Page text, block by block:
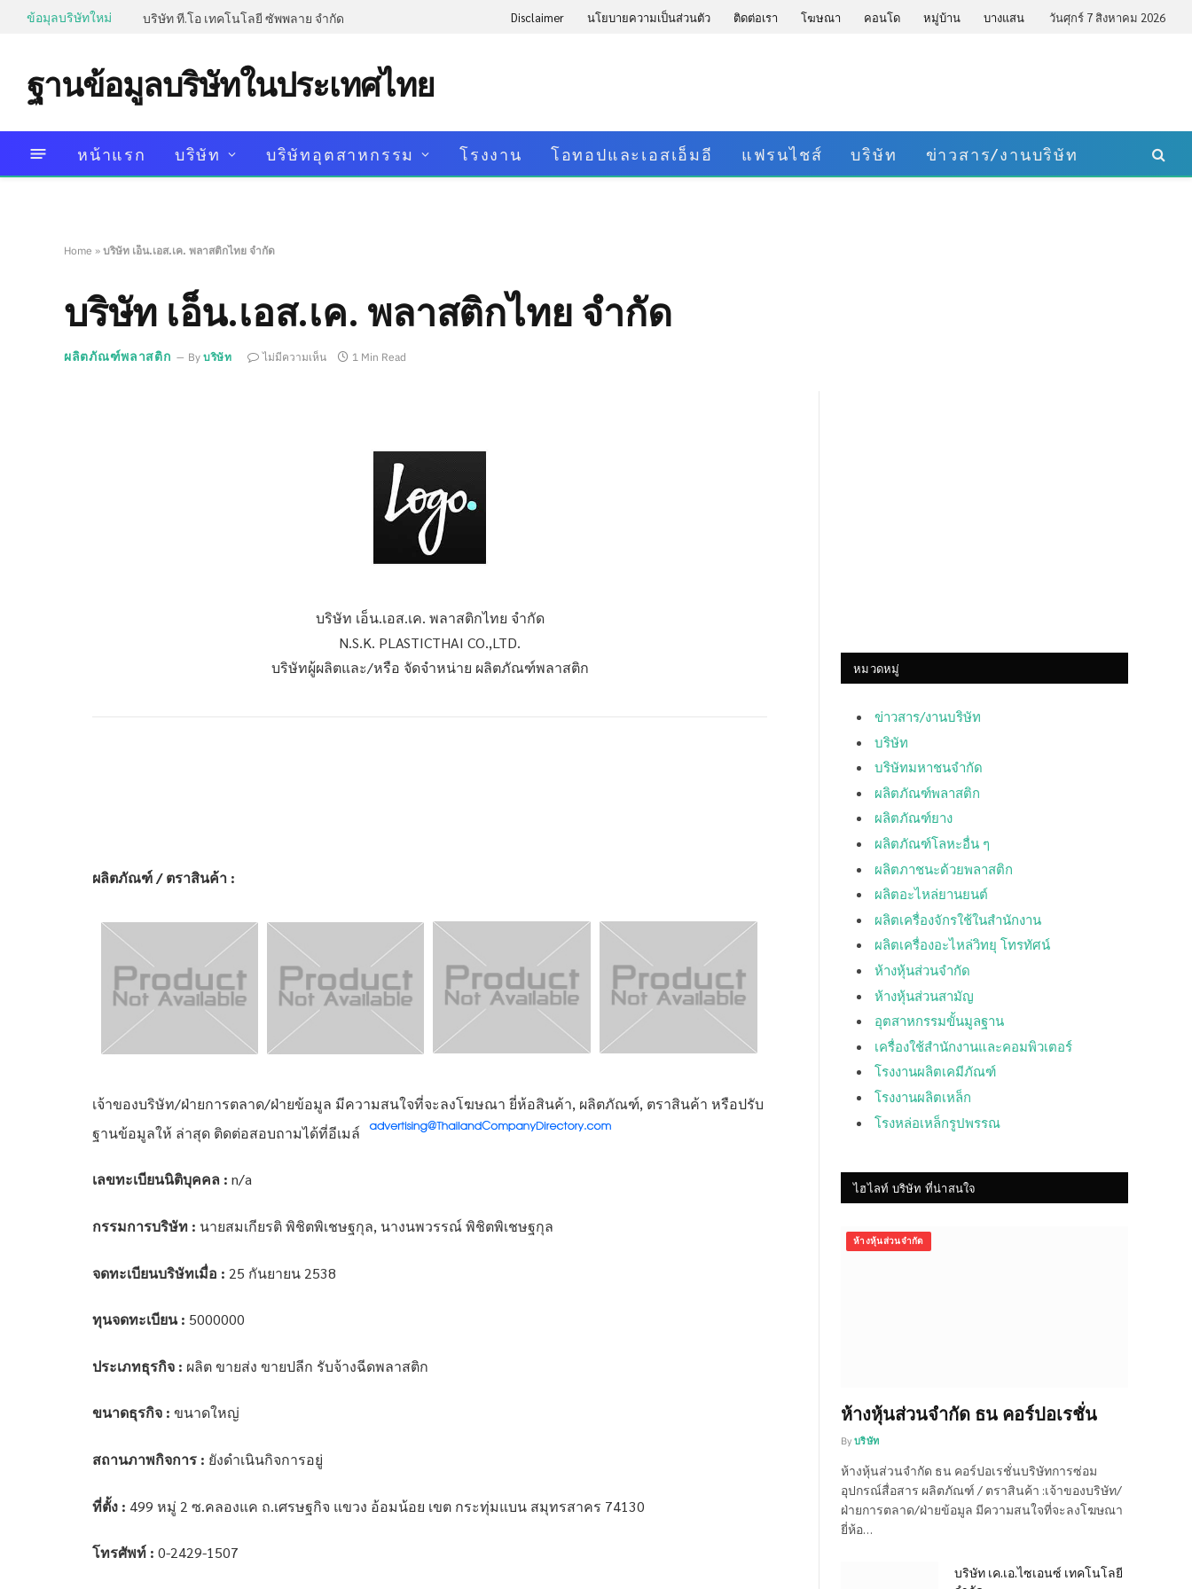
ข้อมุลบริษัทใหม่ บริษัท ที.โอ เทคโนโลยี ซัพพลาย จำกัด Disclaimer นโยบายความเป็นส่วนตัว ติดต่อเรา โฆษณา คอนโด หมู่บ้าน บางแสน วันศุกร์ 7 สิงหาคม 2026
ฐานข้อมูลบริษัทในประเทศไทย
หน้าแรก บริษัท บริษัทอุตสาหกรรม โรงงาน โอทอปและเอสเอ็มอี แฟรนไชส์ บริษัท ข่าวสาร/งานบริษัท
Home » บริษัท เอ็น.เอส.เค. พลาสติกไทย จำกัด
บริษัท เอ็น.เอส.เค. พลาสติกไทย จำกัด
ผลิตภัณฑ์พลาสติก By บริษัท ไม่มีความเห็น 1 Min Read
บริษัท เอ็น.เอส.เค. พลาสติกไทย จำกัด
N.S.K. PLASTICTHAI CO.,LTD.
บริษัทผู้ผลิตและ/หรือ จัดจำหน่าย ผลิตภัณฑ์พลาสติก
ผลิตภัณฑ์ / ตราสินค้า :
เจ้าของบริษัท/ฝ่ายการตลาด/ฝ่ายข้อมูล มีความสนใจที่จะลงโฆษณา ยี่ห้อสินค้า, ผลิตภัณฑ์, ตราสินค้า หรือปรับ
ฐานข้อมูลให้ ล่าสุด ติดต่อสอบถามได้ที่อีเมล์
เลขทะเบียนนิติบุคคล : n/a
กรรมการบริษัท : นายสมเกียรติ พิชิตพิเชษฐกุล, นางนพวรรณ์ พิชิตพิเชษฐกุล
จดทะเบียนบริษัทเมื่อ : 25 กันยายน 2538
ทุนจดทะเบียน : 5000000
ประเภทธุรกิจ : ผลิต ขายส่ง ขายปลีก รับจ้างฉีดพลาสติก
ขนาดธุรกิจ : ขนาดใหญ่
สถานภาพกิจการ : ยังดำเนินกิจการอยู่
ที่ตั้ง : 499 หมู่ 2 ซ.คลองแค ถ.เศรษฐกิจ แขวง อ้อมน้อย เขต กระทุ่มแบน สมุทรสาคร 74130
โทรศัพท์ : 0-2429-1507
หมวดหมู่
ข่าวสาร/งานบริษัท
บริษัท
บริษัทมหาชนจำกัด
ผลิตภัณฑ์พลาสติก
ผลิตภัณฑ์ยาง
ผลิตภัณฑ์โลหะอื่น ๆ
ผลิตภาชนะด้วยพลาสติก
ผลิตอะไหล่ยานยนต์
ผลิตเครื่องจักรใช้ในสำนักงาน
ผลิตเครื่องอะไหล่วิทยุ โทรทัศน์
ห้างหุ้นส่วนจำกัด
ห้างหุ้นส่วนสามัญ
อุตสาหกรรมขั้นมูลฐาน
เครื่องใช้สำนักงานและคอมพิวเตอร์
โรงงานผลิตเคมีภัณฑ์
โรงงานผลิตเหล็ก
โรงหล่อเหล็กรูปพรรณ
ไฮไลท์ บริษัท ที่น่าสนใจ
ห้างหุ้นส่วนจำกัด
ห้างหุ้นส่วนจำกัด ธน คอร์ปอเรชั่น
By บริษัท
ห้างหุ้นส่วนจำกัด ธน คอร์ปอเรชั่นบริษัทการซ่อม
อุปกรณ์สื่อสาร ผลิตภัณฑ์ / ตราสินค้า :เจ้าของบริษัท/
ฝ่ายการตลาด/ฝ่ายข้อมูล มีความสนใจที่จะลงโฆษณา
ยี่ห้อ…
บริษัท เค.เอ.ไซเอนซ์ เทคโนโลยี